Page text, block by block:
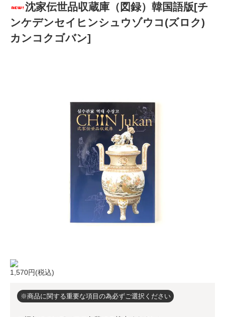
沈家伝世品収蔵庫（図録）韓国語版[チ
ンケデンセイヒンシュウゾウコ(ズロク)
カンコクゴバン]
1,570円(税込)
※商品に関する重要な項目の為必ずご選択ください